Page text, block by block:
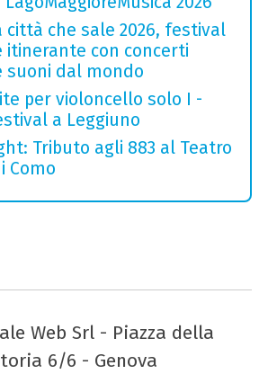
città che sale 2026, festival
itinerante con concerti
suoni dal mondo
per violoncello solo I -
a Leggiuno
Tributo agli 883 al Teatro
Como
Web Srl - Piazza della
6/6 - Genova